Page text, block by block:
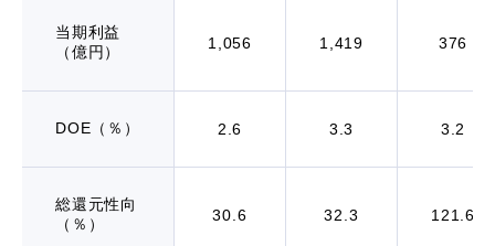
当期利益
（億円）
1,056 1,419 376
DOE（％） 2.6 3.3 3.2
総還元性向
（％）
30.6 32.3 121.6